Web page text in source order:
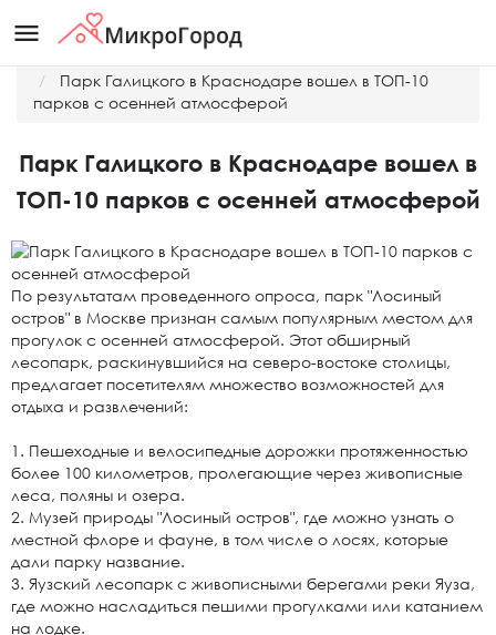
menu
Парк Галицкого в Краснодаре вошел в ТОП-10
парков с осенней атмосферой
Парк Галицкого в Краснодаре вошел в
ТОП-10 парков с осенней атмосферой
По результатам проведенного опроса, парк "Лосиный
остров" в Москве признан самым популярным местом для
прогулок с осенней атмосферой. Этот обширный
лесопарк, раскинувшийся на северо-востоке столицы,
предлагает посетителям множество возможностей для
отдыха и развлечений:
1. Пешеходные и велосипедные дорожки протяженностью
более 100 километров, пролегающие через живописные
леса, поляны и озера.
2. Музей природы "Лосиный остров", где можно узнать о
местной флоре и фауне, в том числе о лосях, которые
дали парку название.
3. Яузский лесопарк с живописными берегами реки Яуза,
где можно насладиться пешими прогулками или катанием
на лодке.